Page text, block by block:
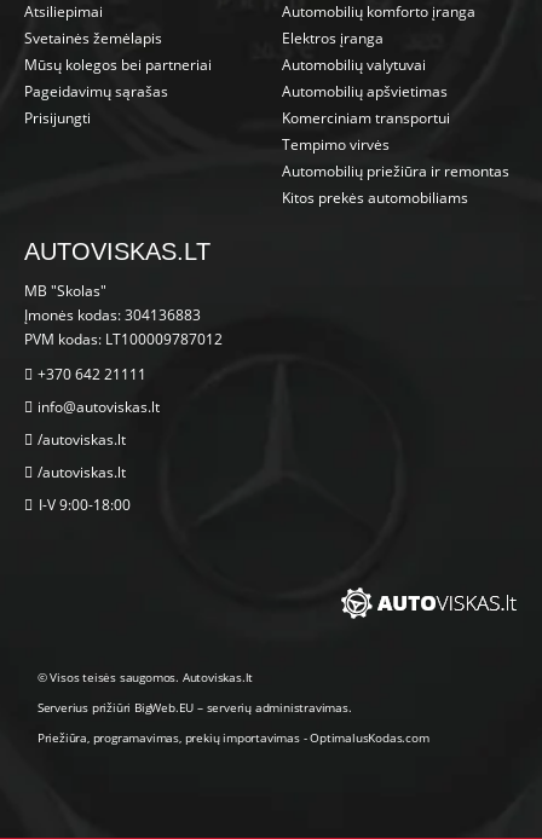
Atsiliepimai
Svetainės žemėlapis
Mūsų kolegos bei partneriai
Pageidavimų sąrašas
Prisijungti
Automobilių komforto įranga
Elektros įranga
Automobilių valytuvai
Automobilių apšvietimas
Komerciniam transportui
Tempimo virvės
Automobilių priežiūra ir remontas
Kitos prekės automobiliams
AUTOVISKAS.LT
MB "Skolas"
Įmonės kodas: 304136883
PVM kodas: LT100009787012
+370 642 21111
info@autoviskas.lt
/autoviskas.lt
/autoviskas.lt
I-V 9:00-18:00
© Visos teisės saugomos. Autoviskas.lt
Serverius prižiūri BigWeb.EU – serverių administravimas.
Priežiūra, programavimas, prekių importavimas-OptimalusKodas.com